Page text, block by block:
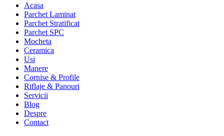
Acasa
Parchet Laminat
Parchet Stratificat
Parchet SPC
Mocheta
Ceramica
Usi
Manere
Cornise & Profile
Riflaje & Panouri
Servicii
Blog
Despre
Contact